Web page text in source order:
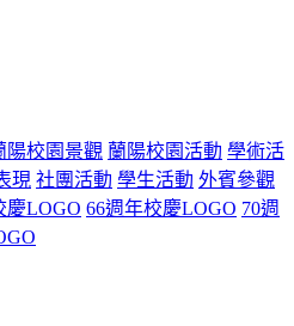
陽校園景觀 蘭陽校園活動 學術活
現 社團活動 學生活動 外賓參觀
慶LOGO 66週年校慶LOGO 70週